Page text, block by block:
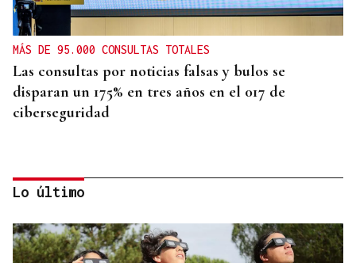
MÁS DE 95.000 CONSULTAS TOTALES
Las consultas por noticias falsas y bulos se
disparan un 175% en tres años en el 017 de
ciberseguridad
Lo último